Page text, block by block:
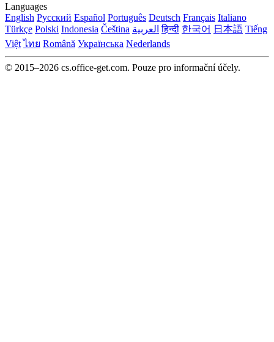
Languages
English Русский Español Português Deutsch Français Italiano
Türkçe Polski Indonesia Čeština العربية हिन्दी 한국어 日本語 Tiếng
Việt ไทย Română Українська Nederlands
© 2015–2026 cs.office-get.com. Pouze pro informační účely.